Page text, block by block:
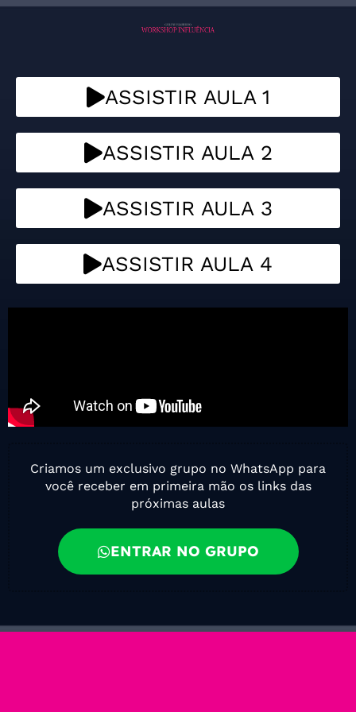
ASSISTIR AULA 1
ASSISTIR AULA 2
ASSISTIR AULA 3
ASSISTIR AULA 4
Criamos um exclusivo grupo no WhatsApp para
você receber em primeira mão os links das
próximas aulas
ENTRAR NO GRUPO